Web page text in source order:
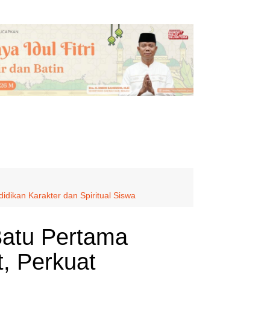
Karakter dan Spiritual Siswa
Pertama
Perkuat